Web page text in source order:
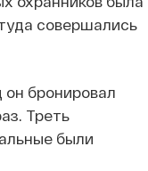
совершались
он бронировал
Треть
были